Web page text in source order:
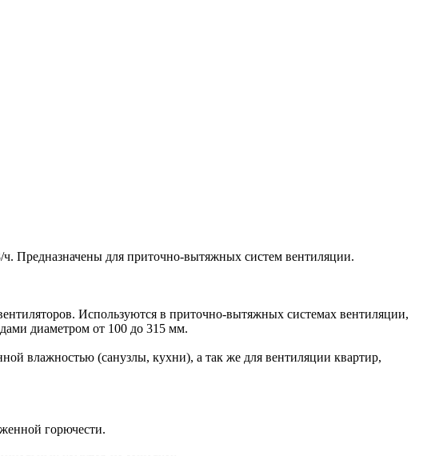
Предназначены для приточно-вытяжных систем вентиляции.
Используются в приточно-вытяжных системах вентиляции,
диаметром от 100 до 315 мм.
влажностью (санузлы, кухни), а так же для вентиляции квартир,
горючести.